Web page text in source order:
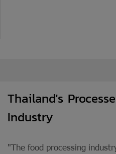
Thailand's
Industry
"The food processing